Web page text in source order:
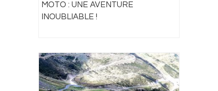
MOTO : UNE AVENTURE
INOUBLIABLE !